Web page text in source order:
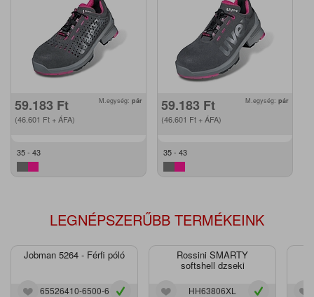
59.183 Ft
(46.601 Ft + ÁFA)
M.egység: pár
35 - 43
59.183 Ft
(46.601 Ft + ÁFA)
M.egység: pár
35 - 43
LEGNÉPSZERŰBB TERMÉKEINK
Jobman 5264 - Férfi póló
65526410-6500-6
Rossini SMARTY
softshell dzseki
HH63806XL